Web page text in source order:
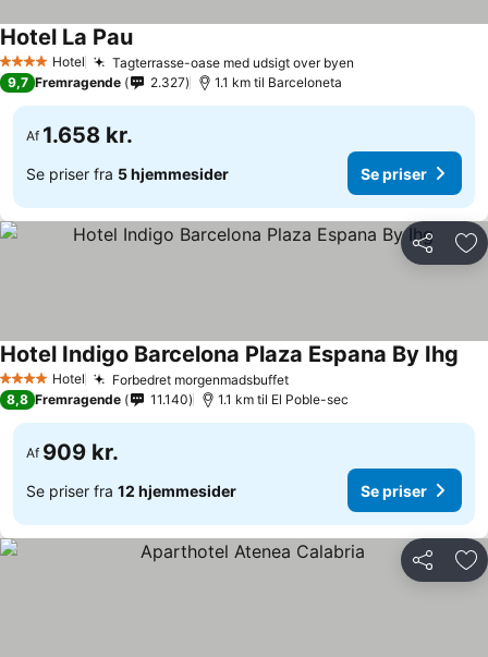
4 StjernerHotel Tagterrasse-oase med udsigt over byen
Hotel La Pau
9,7 Fremragende 2.327 1.1 km til Barceloneta
Af 1.658 kr.
Se priser fra 5 hjemmesider Se priser
Del
4 StjernerHotel Forbedret morgenmadsbuffet
Hotel Indigo Barcelona Plaza Espana By Ihg
8,8 Fremragende 11.140 1.1 km til El Poble-sec
Af 909 kr.
Se priser fra 12 hjemmesider Se priser
Del